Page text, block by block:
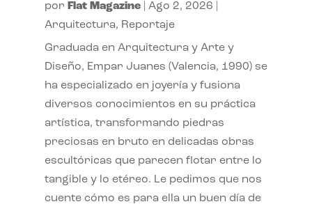
por Flat Magazine| Ago 2, 2026
Arquitectura, Reportaje
Graduada en Arquitectura y Arte y
Diseño, Empar Juanes (Valencia, 1990) se
ha especializado en joyería y fusiona
diversos conocimientos en su práctica
artística, transformando piedras
preciosas en bruto en delicadas obras
escultóricas que parecen flotar entre lo
tangible y lo etéreo. Le pedimos que nos
cuente cómo es para ella un buen día de